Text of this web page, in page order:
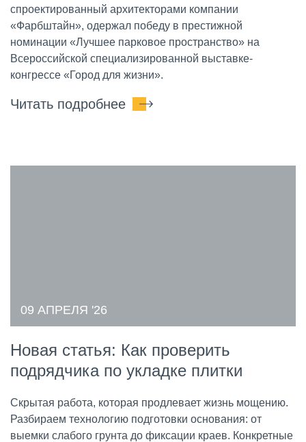
спроектированный архитекторами компании
«Фарбштайн», одержал победу в престижной
номинации «Лучшее парковое пространство» на
Всероссийской специализированной выставке-
конгрессе «Город для жизни».
Читать подробнее
09 АПРЕЛЯ '26
Новая статья: Как проверить
подрядчика по укладке плитки
Скрытая работа, которая продлевает жизнь мощению.
Разбираем технологию подготовки основания: от
выемки слабого грунта до фиксации краев. Конкретные